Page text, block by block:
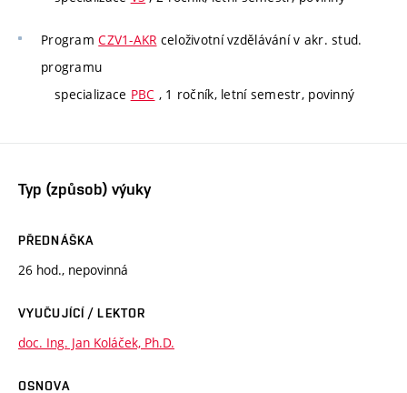
ProgramCZV1-AKR celoživotní vzdělávání v akr. stud.
programu
specializace PBC , 1 ročník, letní semestr, povinný
Typ (způsob) výuky
PŘEDNÁŠKA
26 hod., nepovinná
VYUČUJÍCÍ / LEKTOR
doc. Ing. Jan Koláček, Ph.D.
OSNOVA